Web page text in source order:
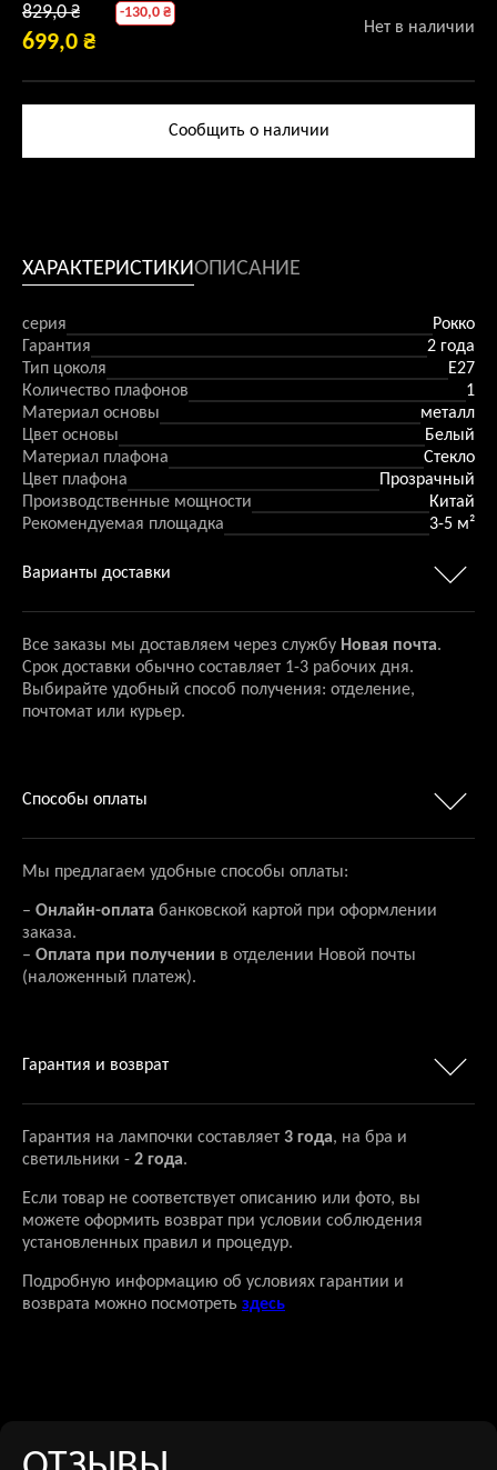
829,0₴ПЕРВОНАЧАЛЬНАЯ
ЦЕНА
829,0 ₴.
699,0 ₴
ЦЕНА:
-130,0 ₴
Нет в наличии
Сообщить о наличии
ХАРАКТЕРИСТИКИОПИСАНИЕ
серия
Рокко
Гарантия
2 года
Тип цоколя
E27
Количество плафонов
1
Материал основы
металл
Цвет основы
Белый
Материал плафона
Стекло
Цвет плафона
Прозрачный
Производственные мощности
Китай
Рекомендуемая площадка
3-5 м²
Варианты доставки
Все заказы мы доставляем через службу Новая почта.
Срок доставки обычно составляет 1-3 рабочих дня.
Выбирайте удобный способ получения: отделение,
почтомат или курьер.
Способы оплаты
Мы предлагаем удобные способы оплаты:
– Онлайн-оплата банковской картой при оформлении
заказа.
– Оплата при получении в отделении Новой почты
(наложенный платеж).
Гарантия и возврат
Гарантия на лампочки составляет 3 года, на бра и
светильники - 2 года.
Если товар не соответствует описанию или фото, вы
можете оформить возврат при условии соблюдения
установленных правил и процедур.
Подробную информацию об условиях гарантии и
возврата можно посмотреть здесь